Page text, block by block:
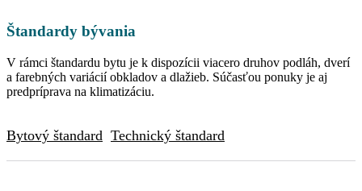
Štandardy bývania
V rámci štandardu bytu je k dispozícii viacero druhov podláh, dverí
a farebných variácií obkladov a dlažieb. Súčasťou ponuky je aj
predpríprava na klimatizáciu.
Bytový štandard Technický štandard